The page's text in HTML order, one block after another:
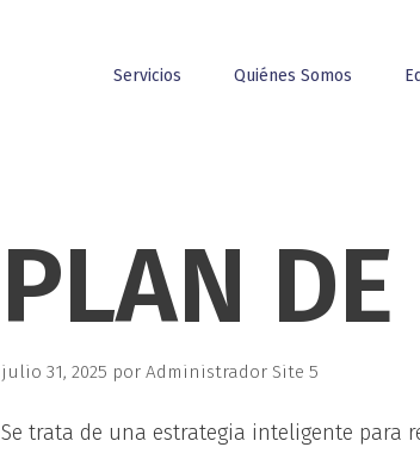
Servicios Quiénes Somos
PLAN
julio 31, 2025 por Administrador Site 5
Se trata de una estrategia inteligente para